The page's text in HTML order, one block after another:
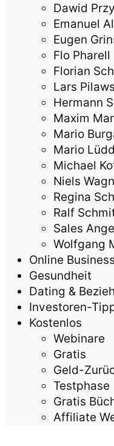
Dawid
Emanuel
Eugen
Flo Pharell
Florian
Lars
Hermann
Maxim
Mario
Mario
Michael
Niels
Regina
Ralf
Sales
Wolfgang
Online Business
Gesundheit
Dating &
Investoren-
Kostenlos
Webinare
Gratis
Geld-
Testphase
Gratis
Affiliate